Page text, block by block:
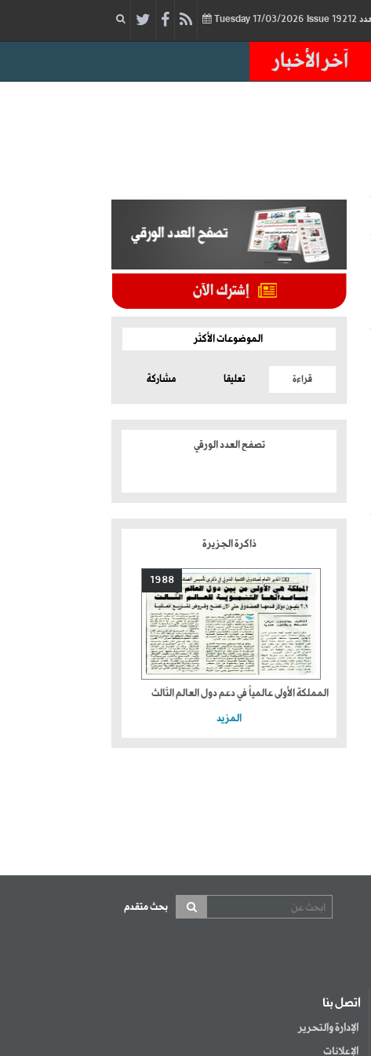
17/03/2026 Issue
آخر الأخبار
الموضوعات الأكثر
قراءة تعليقا مشاركة
تصفح العدد الورقي
ذاكرة الجزيرة
1988
المملكة الأولى عالمياً في دعم دول العالم الثالث
المزيد
بحث متقدم
اتصل بنا
الإدارة والتحرير
الإعلانات